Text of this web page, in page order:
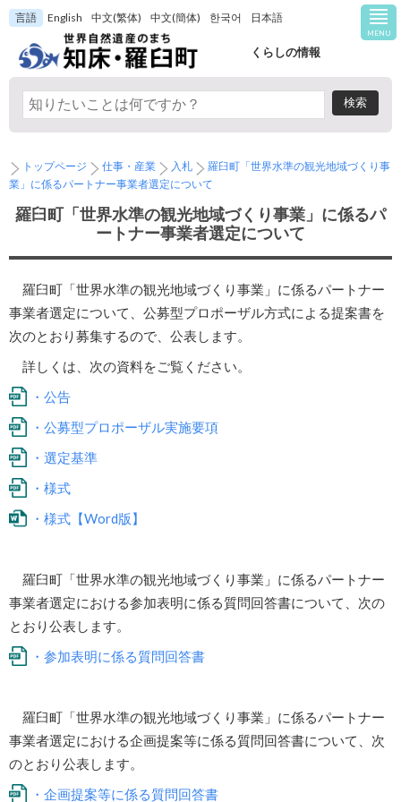
言語 English 中文(繁体) 中文(簡体) 한국어 日本語
くらしの情報
トップページ 仕事・産業 入札
羅臼町「世界水準の観光地域づくり事
業」に係るパートナー事業者選定について
羅臼町「世界水準の観光地域づくり事業」に係るパ
ートナー事業者選定について
羅臼町「世界水準の観光地域づくり事業」に係るパートナー
事業者選定について、公募型プロポーザル方式による提案書を
次のとおり募集するので、公表します。
詳しくは、次の資料をご覧ください。
・公告
・公募型プロポーザル実施要項
・選定基準
・様式
・様式【Word版】
羅臼町「世界水準の観光地域づくり事業」に係るパートナー
事業者選定における参加表明に係る質問回答書について、次の
とおり公表します。
・参加表明に係る質問回答書
羅臼町「世界水準の観光地域づくり事業」に係るパートナー
事業者選定における企画提案等に係る質問回答書について、次
のとおり公表します。
・企画提案等に係る質問回答書
MENU